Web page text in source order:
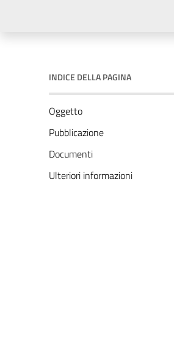
INDICE DELLA PAGINA
Oggetto
Pubblicazione
Documenti
Ulteriori informazioni